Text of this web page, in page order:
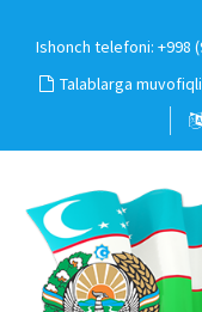
Ishonch telefoni: +998
Talablarga